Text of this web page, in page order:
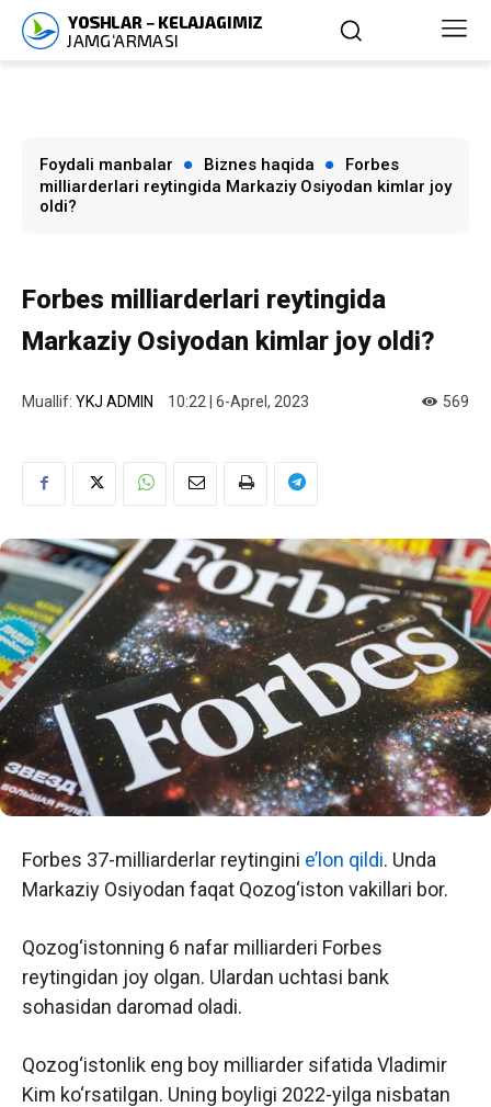
Foydali manbalar Biznes haqida
Forbes
milliarderlari reytingida Markaziy Osiyodan kimlar joy
oldi?
Forbes milliarderlari reytingida
Markaziy Osiyodan kimlar joy oldi?
Muallif: YKJ ADMIN 10:22 | 6-Aprel, 2023 569
Forbes 37-milliarderlar reytingini e’lon qildi. Unda
Markaziy Osiyodan faqat Qozog‘iston vakillari bor.
Qozog‘istonning 6 nafar milliarderi Forbes
reytingidan joy olgan. Ulardan uchtasi bank
sohasidan daromad oladi.
Qozog‘istonlik eng boy milliarder sifatida Vladimir
Kim ko‘rsatilgan. Uning boyligi 2022-yilga nisbatan